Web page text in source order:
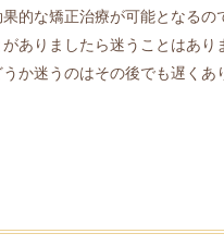
的な矯正治療が可能となるの
ありましたら迷うことはあり
か迷うのはその後でも遅くあ